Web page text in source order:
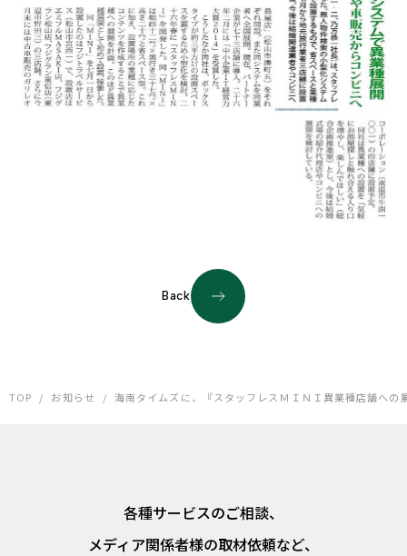
Back
TOP / お知らせ / 海南タイムズに、『スタッフレスＭＩＮＩ異業種店舗への
各種サービスのご相談、
メディア関係者様の取材依頼など、